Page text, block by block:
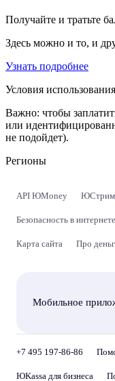
Получайте и тратьте
Здесь можно и то, и
Узнать подробнее
Условия использования
Важно: чтобы
или
не подойдет).
Регионы
API ЮMoney ЮСтрим
Безопасность в интернете
Карта сайта Про
Мобильное
+7 495 197-86-86
ЮKassa для бизнеса